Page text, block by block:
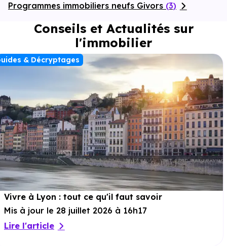
Programmes immobiliers neufs Givors (3)
Conseils et Actualités sur
l'immobilier
& Décryptages
Vivre à Lyon : tout ce qu'il faut savoir
Mis à jour le 28 juillet 2026 à 16h17
Lire l'article